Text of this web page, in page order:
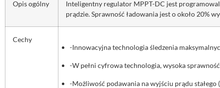
Opis ogólny Inteligentny regulator MPPT-DC jest
prądzie. Sprawność ładowania jest o około 20%
Cechy
-Innowacyjna technologia śledzenia
-W pełni cyfrowa technologia, wysoka
-Możliwość podawania na wyjściu prądu